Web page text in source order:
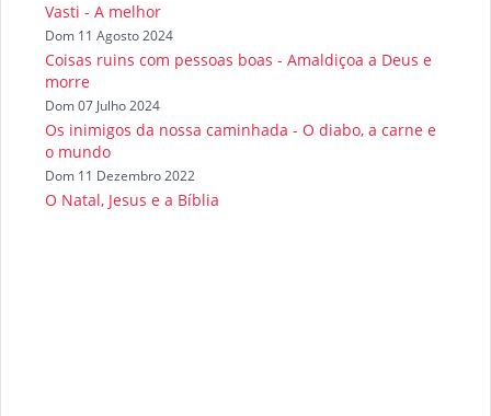
Vasti - A melhor
Dom 11 Agosto 2024
Coisas ruins com pessoas boas - Amaldiçoa a Deus e
morre
Dom 07 Julho 2024
Os inimigos da nossa caminhada - O diabo, a carne e
o mundo
Dom 11 Dezembro 2022
O Natal, Jesus e a Bíblia